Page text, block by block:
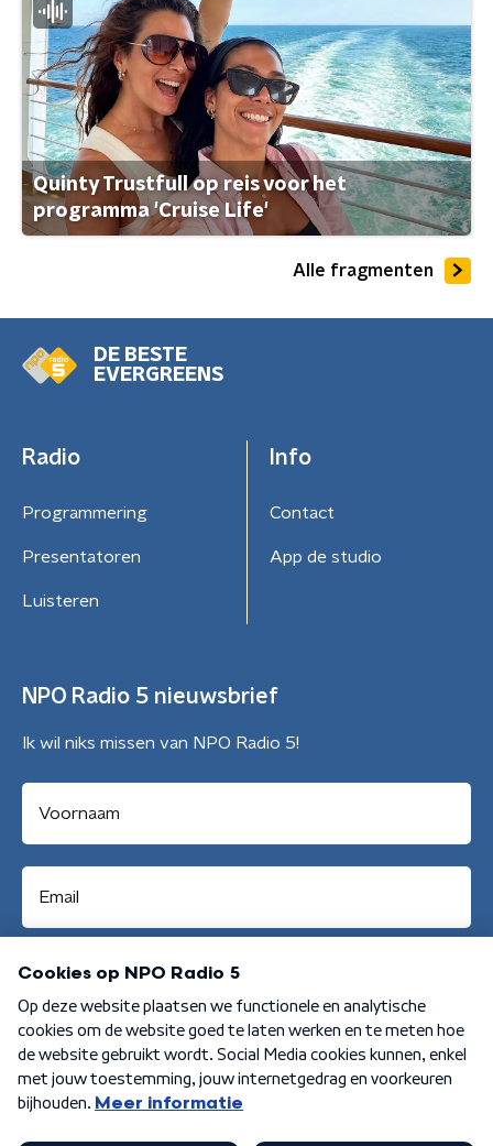
Quinty Trustfull op reis voor het
programma 'Cruise Life'
Alle fragmenten
DE BESTE
EVERGREENS
Radio
Programmering
Presentatoren
Luisteren
Info
Contact
App de studio
NPO Radio 5 nieuwsbrief
Ik wil niks missen van NPO Radio 5!
Aanmelden
Algemene voorwaarden